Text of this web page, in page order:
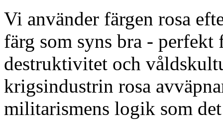
Vi använder färgen rosa
färg som syns bra -
destruktivitet och
krigsindustrin rosa
militarismens logik som